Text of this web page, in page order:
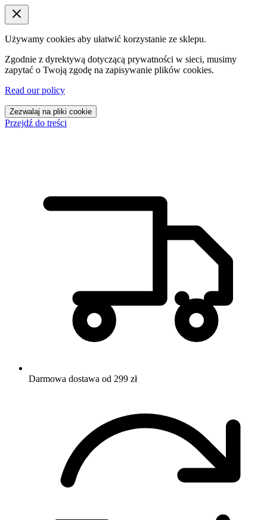
Używamy cookies aby ułatwić korzystanie ze sklepu.
Zgodnie z dyrektywą dotyczącą prywatności w sieci, musimy
zapytać o Twoją zgodę na zapisywanie plików cookies.
Read our policy
Zezwalaj na pliki cookie
Przejdź do treści
Darmowa dostawa od 299 zł